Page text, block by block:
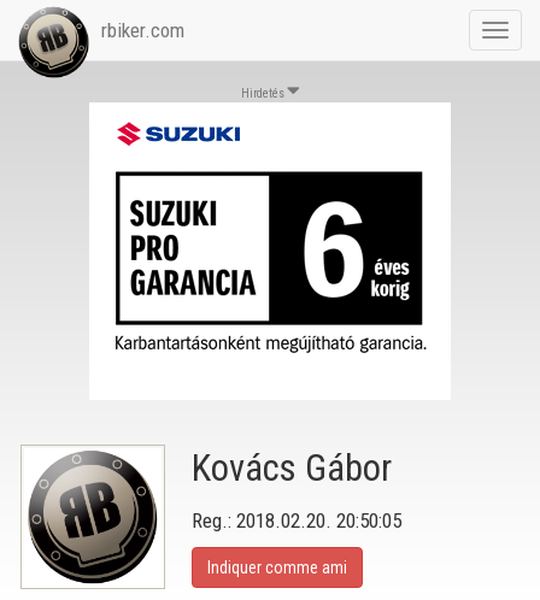
rbiker.com
Hirdetés
Kovács Gábor
Reg.: 2018.02.20. 20:50:05
Indiquer comme ami